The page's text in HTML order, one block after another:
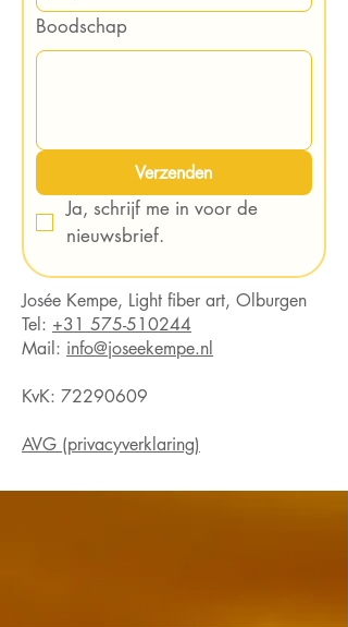
Boodschap
Verzenden
Ja, schrijf me in voor de
nieuwsbrief.
Josée Kempe, Light fiber art, Olburgen
Tel: +31 575-510244
Mail: info@joseekempe.nl
KvK: 72290609
AVG (privacyverklaring)